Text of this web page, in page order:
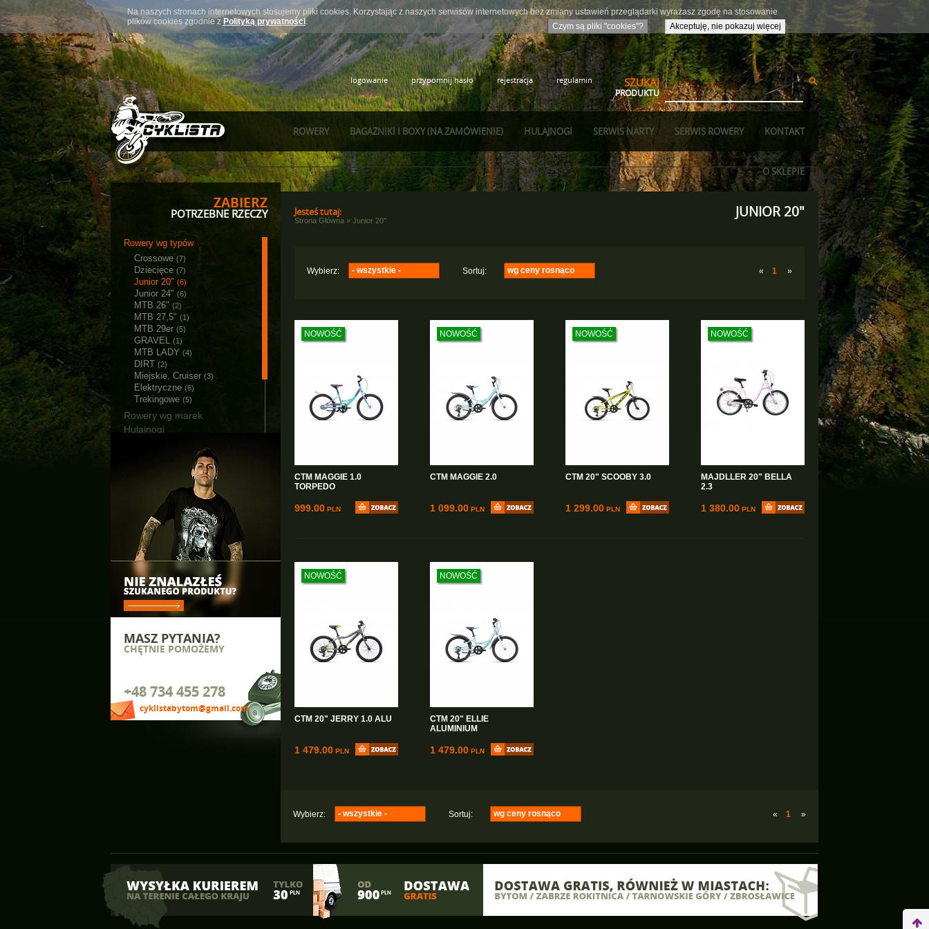
Na naszych stronach internetowych stosujemy pliki cookies. Korzystając z naszych serwisów internetowych bez zmiany ustawień przeglądarki wyrażasz zgodę na stosowanie
plików cookies zgodnie zPolityką prywatności. Akceptuję, nie pokazuj więcej
Czym są pliki "cookies"?
regulamin
rejestracja
przypomnij hasło
logowanie SZUKAJ
PRODUKTU
KONTAKT
SERWIS ROWERY
SERWIS NARTY
HULAJNOGI
BAGAŻNIKI I BOXY (NA ZAMÓWIENIE)
ROWERY
O SKLEPIE
ZABIERZ
POTRZEBNE RZECZY
Rowery wg typów
Crossowe (7)
Dziecięce (7)
Junior 20" (6)
Junior 24" (6)
MTB 26" (2)
MTB 27,5" (1)
MTB 29er (5)
GRAVEL (1)
MTB LADY (4)
DIRT (2)
Miejskie, Cruiser (3)
Elektryczne (6)
Trekingowe (5)
Rowery wg marek
Hulajnogi
Narzędzia i smary
Łańcuchy śniegowe
Bagażniki i Boxy
MASZ PYTANIA?
CHĘTNIE POMOŻEMY
+48 734 455 278
cyklistabytom@gmail.com
JUNIOR 20"
Jesteś tutaj:
Strona Główna » Junior 20"
Wybierz: - wszystkie - Sortuj: wg ceny rosnąco
wg ceny rosnąco
wg ceny malejąco
« 1 »
NOWOŚĆ
CTM MAGGIE 1.0
TORPEDO
999.00 PLN
NOWOŚĆ
CTM MAGGIE 2.0
1 099.00 PLN
NOWOŚĆ
CTM 20" SCOOBY 3.0
1 299.00 PLN
NOWOŚĆ
MAJDLLER 20" BELLA
2.3
1 380.00 PLN
NOWOŚĆ
CTM 20" JERRY 1.0 ALU
1 479.00 PLN
NOWOŚĆ
CTM 20" ELLIE
ALUMINIUM
1 479.00 PLN
Wybierz: - wszystkie - Sortuj: wg ceny rosnąco « 1 »